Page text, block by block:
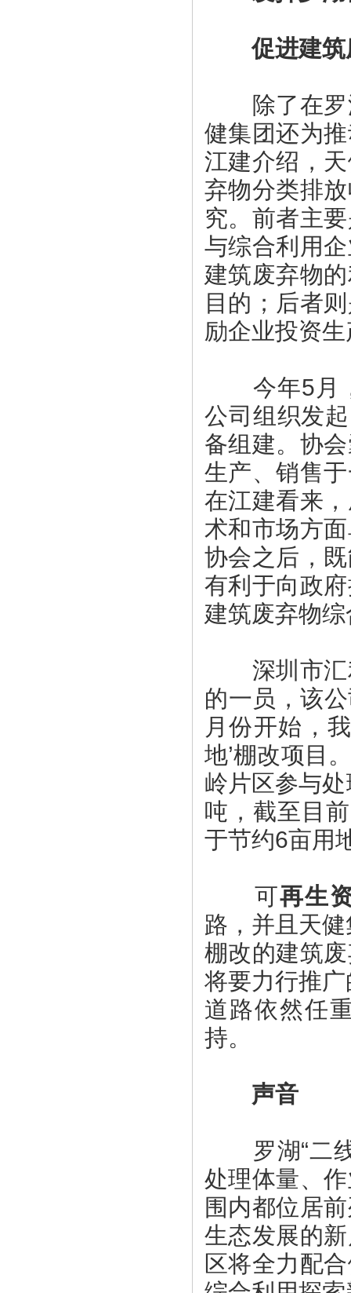
促进建筑
除了在罗
健集团还为
江建介绍，
弃物分类排
究。前者主
与综合利用
建筑废弃物
目的；后者
励企业投资
今年5月，
公司组织发
备组建。协
生产、销售
在江建看来
术和市场方
协会之后，
有利于向政
建筑废弃物
深圳市汇
的一员，该
月份开始，
地’棚改项目
岭片区参与
吨，截至目
于节约6亩用
可再生
路，并且天
棚改的建筑
将要力行推
道路依然任
持。
声音
罗湖“二线
处理体量、
围内都位居
生态发展的
区将全力配